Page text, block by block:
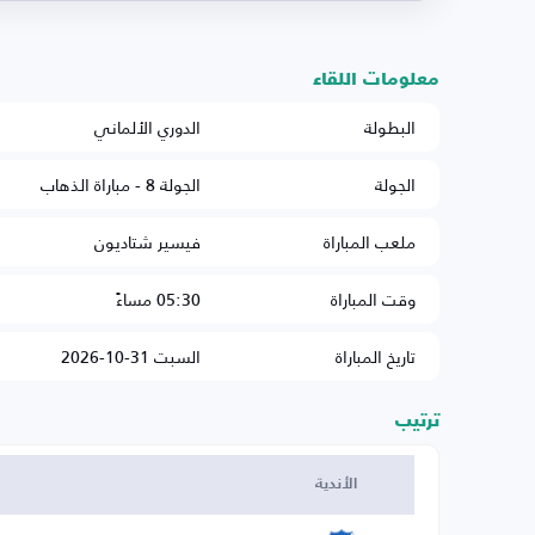
معلومات اللقاء
البطولة
الدوري الألماني
الجولة
الجولة 8 - مباراة الذهاب
ملعب المباراة
فيسير شتاديون
وقت المباراة
05:30 مساءً
تاريخ المباراة
السبت 31-10-2026
ترتيب
الأندية